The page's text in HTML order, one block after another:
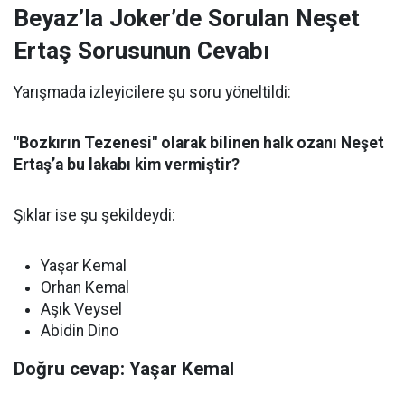
Beyaz’la Joker’de Sorulan Neşet
Ertaş Sorusunun Cevabı
Yarışmada izleyicilere şu soru yöneltildi:
"Bozkırın Tezenesi" olarak bilinen halk ozanı Neşet
Ertaş’a bu lakabı kim vermiştir?
Şıklar ise şu şekildeydi:
Yaşar Kemal
Orhan Kemal
Aşık Veysel
Abidin Dino
Doğru cevap: Yaşar Kemal